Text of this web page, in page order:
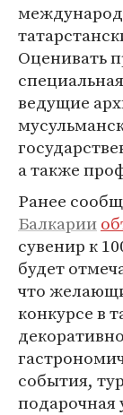
Оценивать
ведущие
а также
Ранее
Балкарии
сувенир к
будет
что
конкурсе в
события,
подарочная